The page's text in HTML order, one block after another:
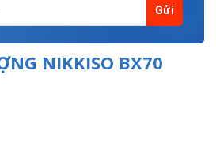
NIKKISO BX70